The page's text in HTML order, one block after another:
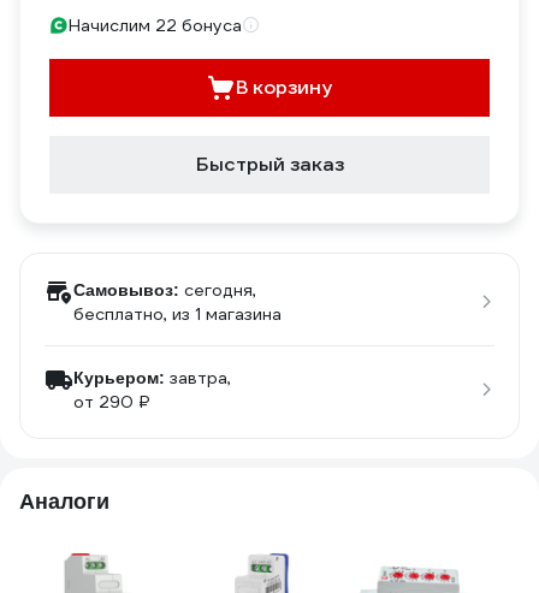
Начислим 22 бонуса
В корзину
Быстрый заказ
Самовывоз: сегодня,
бесплатно, из 1 магазина
Курьером: завтра,
от 290 ₽
Аналоги